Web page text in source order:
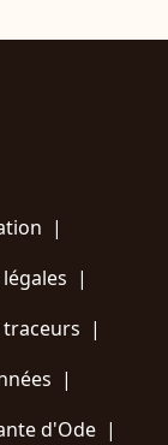
|
|
|
|
d'Ode |